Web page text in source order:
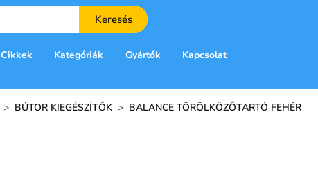
Keresés
Cikkek Kategóriák Gyártók Kapcsolat
> BÚTOR KIEGÉSZÍTŐK > BALANCE TÖRÖLKÖZŐTARTÓ FEHÉR